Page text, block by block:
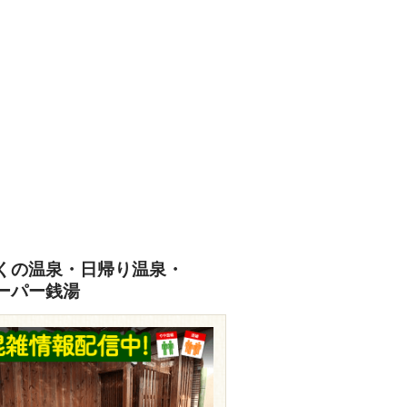
の温泉・日帰り温泉・
パー銭湯